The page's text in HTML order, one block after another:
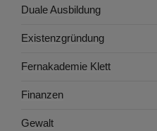
Duale Ausbildung
Existenzgründung
Fernakademie Klett
Finanzen
Gewalt